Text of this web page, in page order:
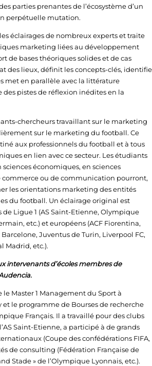
parties prenantes de l’écosystème d’un
perpétuelle mutation.
éclairages de nombreux experts et traite
marketing liées au développement
de bases théoriques solides et de cas
des lieux, définit les concepts-clés, identifie
met en parallèle avec la littérature
pistes de réflexion inédites en la
chercheurs travaillant sur le marketing
sur le marketing du football. Ce
aux professionnels du football et à tous
en lien avec ce secteur. Les étudiants
sciences économiques, en sciences
commerce ou de communication pourront,
les orientations marketing des entités
du football. Un éclairage original est
Ligue 1 (AS Saint-Etienne, Olympique
etc.) et européens (ACF Fiorentina,
Juventus de Turin, Liverpool FC,
Madrid, etc.).
intervenants d’écoles membres de
Master 1 Management du Sport à
et le programme de Bourses de recherche
Français. Il a travaillé pour des clubs
Saint-Etienne, a participé à de grands
(Coupe des confédérations FIFA,
de consulting (Fédération Française de
Stade » de l’Olympique Lyonnais, etc.).